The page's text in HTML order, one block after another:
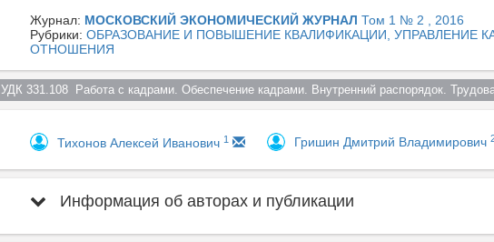
Журнал: МОСКОВСКИЙ ЭКОНОМИЧЕСКИЙ ЖУРНАЛ Том 1 № 2 , 2016
Рубрики: ОБРАЗОВАНИЕ И ПОВЫШЕНИЕ КВАЛИФИКАЦИИ, УПРАВЛЕНИЕ
ОТНОШЕНИЯ
УДК 331.108  Работа с кадрами. Обеспечение кадрами. Внутренний распорядок.
Тихонов Алексей Иванович 1 Гришин Дмитрий Владимирович
Информация об авторах и публикации